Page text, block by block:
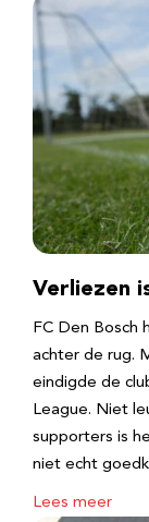
Verliezen
FC Den Bosch
achter de rug.
eindigde de
League. Niet
supporters is
niet echt
Lees meer